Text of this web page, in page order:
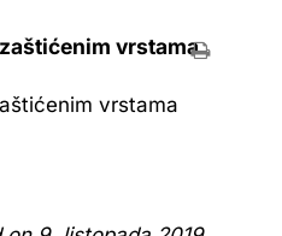
vrstama
vrstama